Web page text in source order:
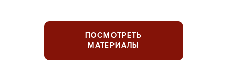
ПОСМОТРЕТЬ
МАТЕРИАЛЫ